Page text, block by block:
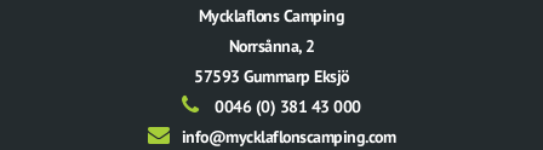
Mycklaflons Camping
Norrsånna, 2
57593 Gummarp Eksjö
0046 (0) 381 43 000
info@mycklaflonscamping.com